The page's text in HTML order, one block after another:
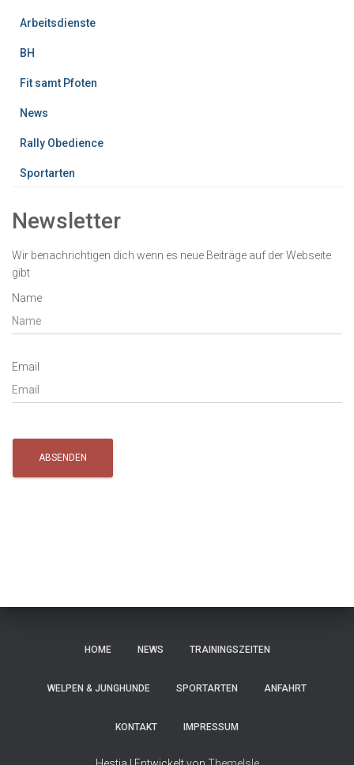
Arbeitsdienste
BH
Fit samt Pfoten
News
Rally Obedience
Sportarten
Newsletter
Wir benachrichtigen dich wenn es neue Beiträge auf der Webseite
gibt
Name
Email
HOME NEWS TRAININGSZEITEN
WELPEN & JUNGHUNDE SPORTARTEN ANFAHRT
KONTAKT IMPRESSUM